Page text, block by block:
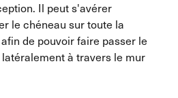
Il peut s'avérer
le chéneau sur toute la
de pouvoir faire passer le
à travers le mur